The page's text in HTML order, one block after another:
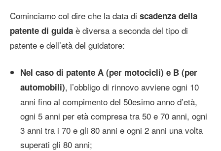
Cominciamo col dire che la data di scadenza della
patente di guida è diversa a seconda del tipo di
patente e dell’età del guidatore:
Nel caso di patente A (per motocicli) e B (per
automobili), l’obbligo di rinnovo avviene ogni 10
anni fino al compimento del 50esimo anno d’età,
ogni 5 anni per età compresa tra 50 e 70 anni, ogni
3 anni tra i 70 e gli 80 anni e ogni 2 anni una volta
superati gli 80 anni;